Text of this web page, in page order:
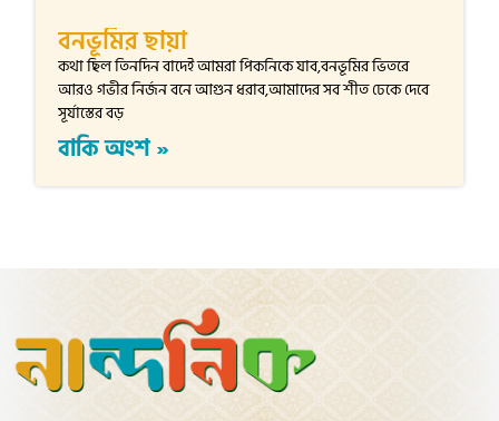
বনভূমির ছায়া
কথা ছিল তিনদিন বাদেই আমরা পিকনিকে যাব,বনভূমির ভিতরে
আরও গভীর নির্জন বনে আগুন ধরাব,আমাদের সব শীত ঢেকে দেবে
সূর্যাস্তের বড়
বাকি অংশ »